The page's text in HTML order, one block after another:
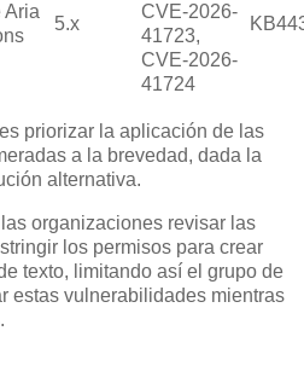
Aria
5.x
CVE-2026-
41723,
CVE-2026-
41724
priorizar la aplicación de las
a la brevedad, dada la
alternativa.
organizaciones revisar las
los permisos para crear
texto, limitando así el grupo de
estas vulnerabilidades mientras